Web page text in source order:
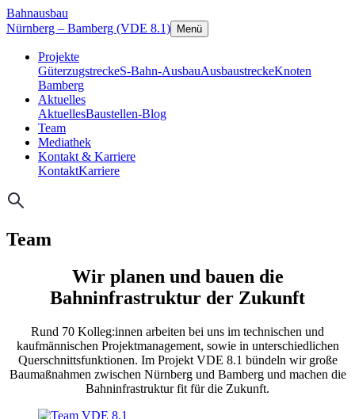
Bahnausbau
Nürnberg – Bamberg (VDE 8.1)
Menü
Projekte
GüterzugstreckeS-Bahn-AusbauAusbaustreckeKnoten
Bamberg
Aktuelles
AktuellesBaustellen-Blog
Team
Mediathek
Kontakt & Karriere
KontaktKarriere
Team
Wir planen und bauen die
Bahninfrastruktur der Zukunft
Rund 70 Kolleg:innen arbeiten bei uns im technischen und
kaufmännischen Projektmanagement, sowie in unterschiedlichen
Querschnittsfunktionen. Im Projekt VDE 8.1 bündeln wir große
Baumaßnahmen zwischen Nürnberg und Bamberg und machen die
Bahninfrastruktur fit für die Zukunft.